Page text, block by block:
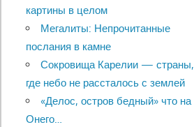
картины в целом
Мегалиты: Непрочитанные
послания в камне
Сокровища Карелии — страны,
где небо не рассталось с землей
«Делос, остров бедный» что на
Онего…